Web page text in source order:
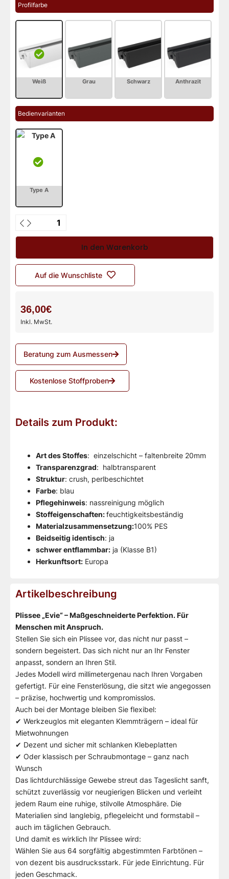
Profilfarbe
Bedienvarianten
In den Warenkorb
Auf die Wunschliste
36,00€
Inkl. MwSt.
Beratung zum Ausmessen
Kostenlose Stoffproben
Details zum Produkt:
Art des Stoffes: einzelschicht – faltenbreite 20mm
Transparenzgrad: halbtransparent
Struktur: crush, perlbeschichtet
Farbe: blau
Pflegehinweis: nassreinigung möglich
Stoffeigenschaften:feuchtigkeitsbeständig
Materialzusammensetzung:100% PES
Beidseitig identisch: ja
schwer entflammbar: ja (Klasse B1)
Herkunftsort: Europa
Artikelbeschreibung
Plissee „Evie“ – Maßgeschneiderte Perfektion. Für
Menschen mit Anspruch.
Stellen Sie sich ein Plissee vor, das nicht nur passt –
sondern begeistert. Das sich nicht nur an Ihr Fenster
anpasst, sondern an Ihren Stil.
Jedes Modell wird millimetergenau nach Ihren Vorgaben
gefertigt. Für eine Fensterlösung, die sitzt wie angegossen
– präzise, hochwertig und kompromisslos.
Auch bei der Montage bleiben Sie flexibel:
✔ Werkzeuglos mit eleganten Klemmträgern – ideal für
Mietwohnungen
✔ Dezent und sicher mit schlanken Klebeplatten
✔ Oder klassisch per Schraubmontage – ganz nach
Wunsch
Das lichtdurchlässige Gewebe streut das Tageslicht sanft,
schützt zuverlässig vor neugierigen Blicken und verleiht
jedem Raum eine ruhige, stilvolle Atmosphäre. Die
Materialien sind langlebig, pflegeleicht und formstabil –
auch im täglichen Gebrauch.
Und damit es wirklich Ihr Plissee wird:
Wählen Sie aus 64 sorgfältig abgestimmten Farbtönen –
von dezent bis ausdrucksstark. Für jede Einrichtung. Für
jeden Geschmack.